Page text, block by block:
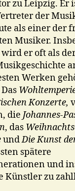
zu Leipzig. Er
der
als einer der
Musiker.
er oft als
Werken
Konzerte,
die Johannes-
, das
undDie Kunst
spätere
und
Künstler zu